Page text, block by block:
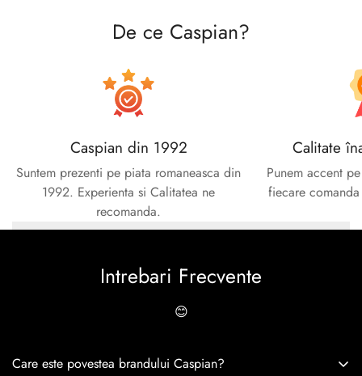
De ce Caspian?
Caspian din 1992
Suntem prezenti pe piata romaneasca din
1992. Experienta si Calitatea ne
recomanda.
Calitate
Punem accent
fiecare
Intrebari Frecvente
😊
Care este povestea brandului Caspian?